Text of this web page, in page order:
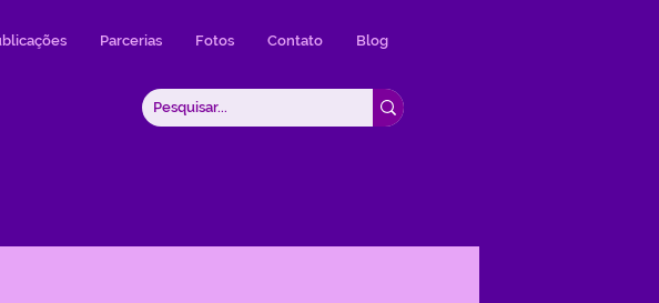
Parcerias Fotos Contato Blog